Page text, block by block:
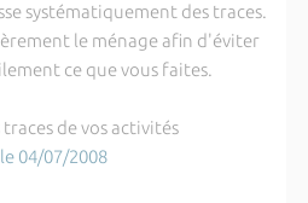
systématiquement des traces.
le ménage afin d'éviter
ce que vous faites.
04/07/2008